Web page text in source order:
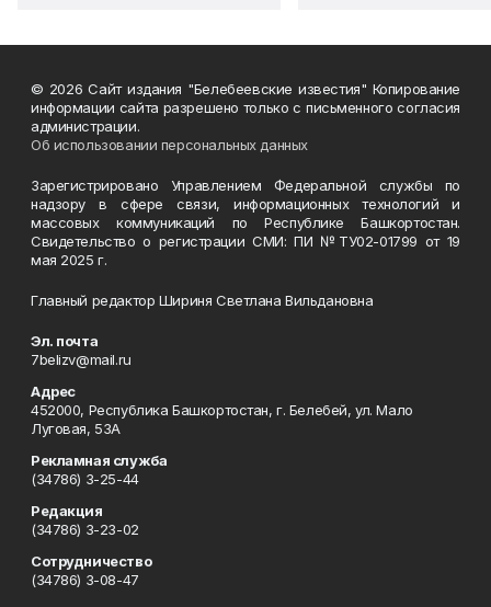
© 2026 Сайт издания "Белебеевские известия" Копирование
информации сайта разрешено только с письменного согласия
администрации.
Об использовании персональных данных
Зарегистрировано Управлением Федеральной службы по
надзору в сфере связи, информационных технологий и
массовых коммуникаций по Республике Башкортостан.
Свидетельство о регистрации СМИ: ПИ №ТУ02-01799 от 19
мая 2025 г.
Главный редактор Шириня Светлана Вильдановна
Эл. почта
7belizv@mail.ru
Адрес
452000, Республика Башкортостан, г. Белебей, ул. Мало
Луговая, 53А
Рекламная служба
(34786) 3-25-44
Редакция
(34786) 3-23-02
Сотрудничество
(34786) 3-08-47